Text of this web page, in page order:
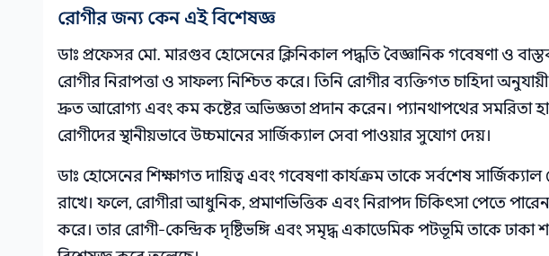
রোগীর জন্য কেন এই বিশেষজ্ঞ
ডাঃ প্রফেসর মো. মারগুব হোসেনের ক্লিনিকাল পদ্ধতি বৈজ্ঞানিক গবেষণা ও
রোগীর নিরাপত্তা ও সাফল্য নিশ্চিত করে। তিনি রোগীর ব্যক্তিগত চাহিদা
দ্রুত আরোগ্য এবং কম কষ্টের অভিজ্ঞতা প্রদান করেন। প্যানথাপথের সমরিতা
রোগীদের স্থানীয়ভাবে উচ্চমানের সার্জিক্যাল সেবা পাওয়ার সুযোগ দেয়।
ডাঃ হোসেনের শিক্ষাগত দায়িত্ব এবং গবেষণা কার্যক্রম তাকে সর্বশেষ
রাখে। ফলে, রোগীরা আধুনিক, প্রমাণভিত্তিক এবং নিরাপদ চিকিৎসা পেতে পারেন,
করে। তার রোগী-কেন্দ্রিক দৃষ্টিভঙ্গি এবং সমৃদ্ধ একাডেমিক পটভূমি তাকে ঢাকা